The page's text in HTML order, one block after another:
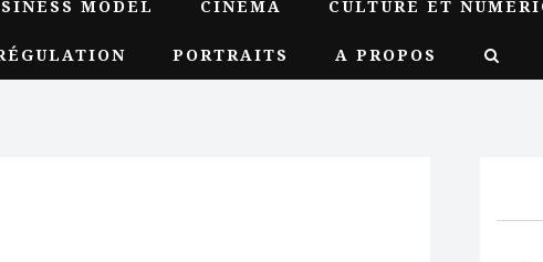
MODEL CINÉMA CULTURE ET
PORTRAITS A PROPOS